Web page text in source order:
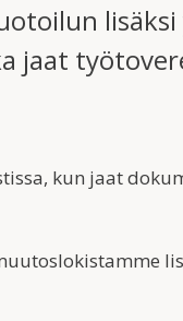
lisäksi
jaat
kun jaat